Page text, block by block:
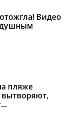
Видео
пляже